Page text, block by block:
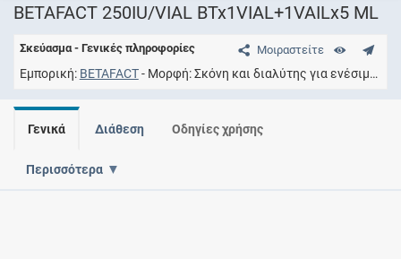
BETAFACT 250IU/VIAL BTx1VIAL+1VAILx5 ML
Μοιραστείτε
Σκεύασμα - Γενικές πληροφορίες
Εμπορική BETAFACT Μορφή Σκόνη και διαλύτης για ενέσιμο διάλυμα
Γενικά Διάθεση Οδηγίες χρήσης
Περισσότερα